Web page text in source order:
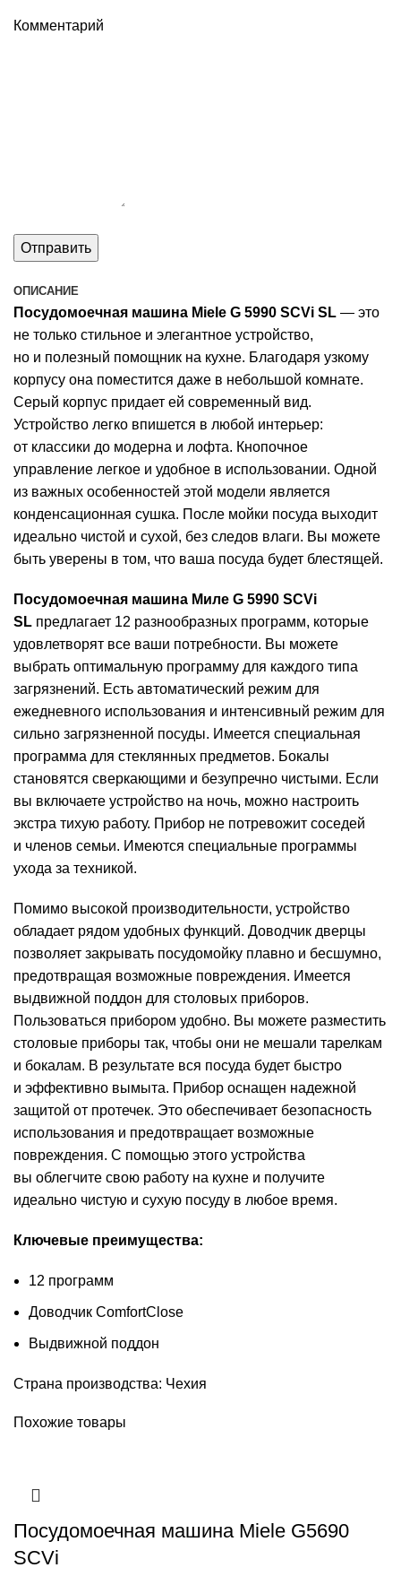
Комментарий
ОПИСАНИЕ
Посудомоечная машина Miele G 5990 SCVi SL — это
не только стильное и элегантное устройство,
но и полезный помощник на кухне. Благодаря узкому
корпусу она поместится даже в небольшой комнате.
Серый корпус придает ей современный вид.
Устройство легко впишется в любой интерьер:
от классики до модерна и лофта. Кнопочное
управление легкое и удобное в использовании. Одной
из важных особенностей этой модели является
конденсационная сушка. После мойки посуда выходит
идеально чистой и сухой, без следов влаги. Вы можете
быть уверены в том, что ваша посуда будет блестящей.
Посудомоечная машина Миле G 5990 SCVi
SL предлагает 12 разнообразных программ, которые
удовлетворят все ваши потребности. Вы можете
выбрать оптимальную программу для каждого типа
загрязнений. Есть автоматический режим для
ежедневного использования и интенсивный режим для
сильно загрязненной посуды. Имеется специальная
программа для стеклянных предметов. Бокалы
становятся сверкающими и безупречно чистыми. Если
вы включаете устройство на ночь, можно настроить
экстра тихую работу. Прибор не потревожит соседей
и членов семьи. Имеются специальные программы
ухода за техникой.
Помимо высокой производительности, устройство
обладает рядом удобных функций. Доводчик дверцы
позволяет закрывать посудомойку плавно и бесшумно,
предотвращая возможные повреждения. Имеется
выдвижной поддон для столовых приборов.
Пользоваться прибором удобно. Вы можете разместить
столовые приборы так, чтобы они не мешали тарелкам
и бокалам. В результате вся посуда будет быстро
и эффективно вымыта. Прибор оснащен надежной
защитой от протечек. Это обеспечивает безопасность
использования и предотвращает возможные
повреждения. С помощью этого устройства
вы облегчите свою работу на кухне и получите
идеально чистую и сухую посуду в любое время.
Ключевые преимущества:
12 программ
Доводчик ComfortClose
Выдвижной поддон
Страна производства: Чехия
Похожие товары
Посудомоечная машина Miele G5690
SCVi